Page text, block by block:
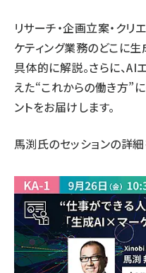
リサーチ・企画立案・クリ
ケティング業務のどこに
具体的に解説。さらに、
えた“これからの働き方”
ントをお届けします。
馬渕氏のセッションの詳細